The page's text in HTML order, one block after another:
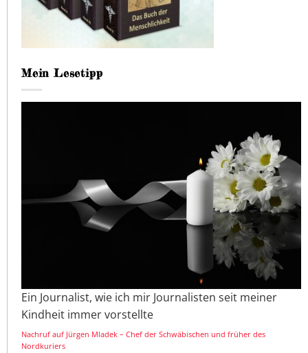
Mein Lesetipp
Ein Journalist, wie ich mir Journalisten seit meiner
Kindheit immer vorstellte
Nachruf auf Jürgen Mladek – Chef der Schwäbischen und früher des
Nordkuriers